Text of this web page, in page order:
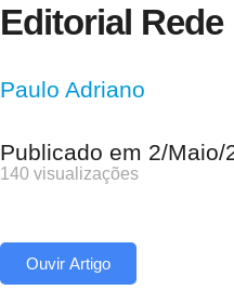
Editorial Rede
Paulo Adriano
Publicado em 2/Maio/
140 visualizações
Ouvir Artigo